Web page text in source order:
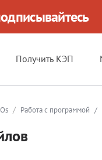
Получить КЭП
/ Работа с программой /